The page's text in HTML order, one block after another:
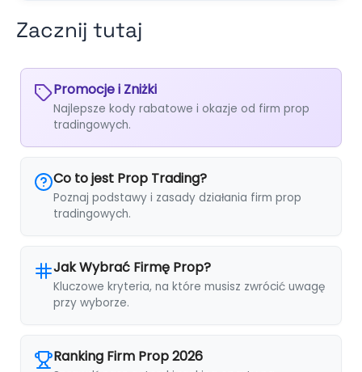
Zacznij tutaj
Promocje i Zniżki
Najlepsze kody rabatowe i okazje od firm prop
tradingowych.
Co to jest Prop Trading?
Poznaj podstawy i zasady działania firm prop
tradingowych.
Jak Wybrać Firmę Prop?
Kluczowe kryteria, na które musisz zwrócić uwagę
przy wyborze.
Ranking Firm Prop 2026